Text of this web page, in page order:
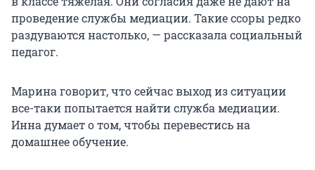
проведение службы медиации. Такие ссоры редко
раздуваются настолько, — рассказала социальный
педагог.
Марина говорит, что сейчас выход из ситуации
все-таки попытается найти служба медиации.
Инна думает о том, чтобы перевестись на
домашнее обучение.